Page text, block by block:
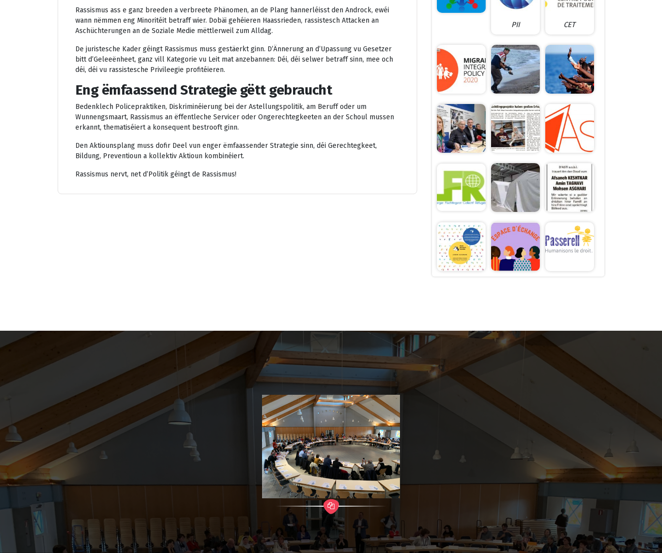
Rassismus ass e ganz breeden a verbreete Phänomen, an de Plang hannerléisst den Androck, ewéi
wann nëmmen eng Minoritéit betraff wier. Dobäi gehéieren Haassrieden, rassistesch Attacken an
Aschüchterungen an de Soziale Medie mëttlerweil zum Alldag.
De juristesche Kader géingt Rassismus muss gestäerkt ginn. D’Ännerung an d’Upassung vu Gesetzer
bitt d’Geleeënheet, ganz vill Kategorie vu Leit mat anzebannen: Déi, déi selwer betraff sinn, mee och
déi, déi vu rassistesche Privileegie profitéieren.
Eng ëmfaassend Strategie gëtt gebraucht
Bedenklech Policepraktiken, Diskriminéierung bei der Astellungspolitik, am Beruff oder um
Wunnengsmaart, Rassismus an ëffentleche Servicer oder Ongerechtegkeeten an der Schoul mussen
erkannt, thematiséiert a konsequent bestrooft ginn.
Den Aktiounsplang muss dofir Deel vun enger ëmfaassender Strategie sinn, déi Gerechtegkeet,
Bildung, Preventioun a kollektiv Aktioun kombinéiert.
Rassismus nervt, net d’Politik géingt de Rassismus!
PII CET